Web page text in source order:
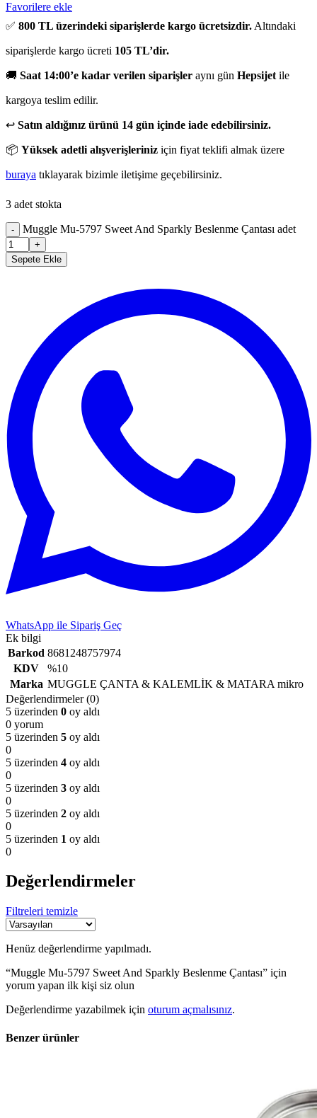
Favorilere ekle
✅ 800 TL üzerindeki siparişlerde kargo ücretsizdir. Altındaki
siparişlerde kargo ücreti 105 TL’dir.
🚚 Saat 14:00’e kadar verilen siparişler aynı gün Hepsijet ile
kargoya teslim edilir.
↩️ Satın aldığınız ürünü 14 gün içinde iade edebilirsiniz.
📦 Yüksek adetli alışverişleriniz için fiyat teklifi almak üzere
buraya tıklayarak bizimle iletişime geçebilirsiniz.
3 adet stokta
- Muggle Mu-5797 Sweet And Sparkly Beslenme Çantası adet
+
Sepete Ekle
WhatsApp ile Sipariş Geç
Ek bilgi
Barkod 8681248757974
KDV
%10
Marka MUGGLE ÇANTA & KALEMLİK & MATARA mikro
Değerlendirmeler (0)
5 üzerinden 0 oy aldı
0 yorum
5 üzerinden 5 oy aldı
0
5 üzerinden 4 oy aldı
0
5 üzerinden 3 oy aldı
0
5 üzerinden 2 oy aldı
0
5 üzerinden 1 oy aldı
0
Değerlendirmeler
Filtreleri temizle
Henüz değerlendirme yapılmadı.
“Muggle Mu-5797 Sweet And Sparkly Beslenme Çantası” için
yorum yapan ilk kişi siz olun
Değerlendirme yazabilmek için oturum açmalısınız.
Benzer ürünler